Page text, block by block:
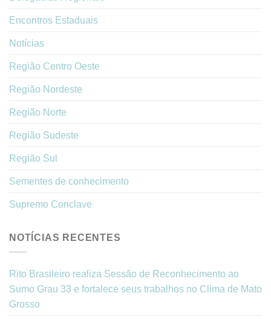
Encontros Estaduais
Notícias
Região Centro Oeste
Região Nordeste
Região Norte
Região Sudeste
Região Sul
Sementes de conhecimento
Supremo Conclave
NOTÍCIAS RECENTES
Rito Brasileiro realiza Sessão de Reconhecimento ao
Sumo Grau 33 e fortalece seus trabalhos no Clima de Mato
Grosso